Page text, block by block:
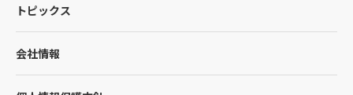
トピックス
会社情報